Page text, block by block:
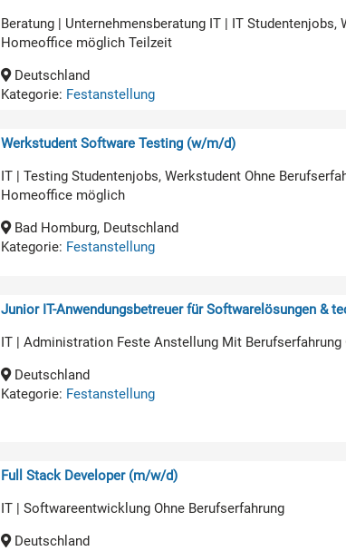
Beratung | Unternehmensberatung IT | IT Studentenjobs,
Homeoffice möglich Teilzeit
Deutschland
Kategorie: Festanstellung
Werkstudent Software Testing (w/m/d)
IT | Testing Studentenjobs, Werkstudent Ohne
Homeoffice möglich
Bad Homburg, Deutschland
Kategorie: Festanstellung
Junior IT-Anwendungsbetreuer für Softwarelösungen &
IT | Administration Feste Anstellung Mit
Deutschland
Kategorie: Festanstellung
Full Stack Developer (m/w/d)
IT | Softwareentwicklung Ohne Berufserfahrung
Deutschland